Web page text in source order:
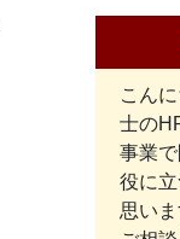
こん
士の
事業
役に
思い